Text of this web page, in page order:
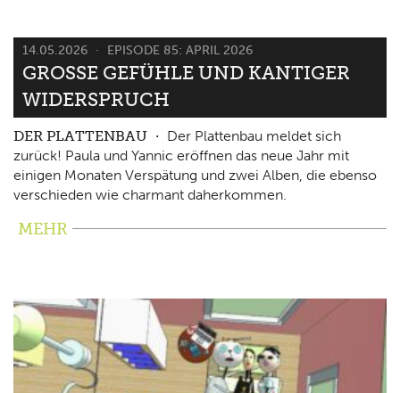
14.05.2026 EPISODE 85: APRIL 2026
GROSSE GEFÜHLE UND KANTIGER W
IDERSPRUCH
DER PLATTENBAU
Der Plattenbau meldet sich
zurück! Paula und Yannic eröffnen das neue Jahr mit
einigen Monaten Verspätung und zwei Alben, die ebenso
verschieden wie charmant daherkommen.
MEHR